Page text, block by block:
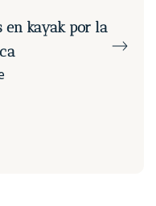
en kayak por la